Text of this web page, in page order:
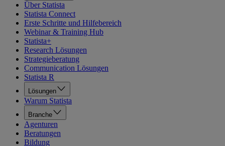
Über Statista
Statista Connect
Erste Schritte und Hilfebereich
Webinar & Training Hub
Statista+
Research Lösungen
Strategieberatung
Communication Lösungen
Statista R
Lösungen
Warum Statista
Branche
Agenturen
Beratungen
Bildung